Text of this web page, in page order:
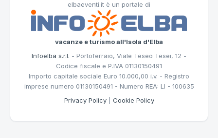
elbaeventi.it è un portale di
vacanze e turismo all'Isola d'Elba
Infoelba s.r.l. - Portoferraio, Viale Teseo Tesei, 12 -
Codice fiscale e P.IVA 01130150491
Importo capitale sociale Euro 10.000,00 i.v. - Registro
imprese numero 01130150491 - Numero REA: LI - 100635
Privacy Policy| Cookie Policy